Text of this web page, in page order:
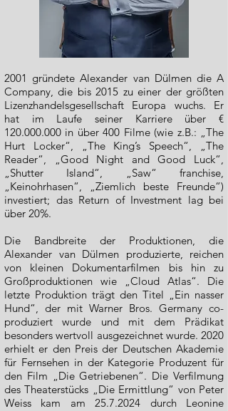
2001 gründete Alexander van Dülmen die A
Company, die bis 2015 zu einer der größten
Lizenzhandelsgesellschaft Europa wuchs. Er
hat im Laufe seiner Karriere über €
120.000.000 in über 400 Filme (wie z.B.: „The
Hurt Locker“, „The King’s Speech“, „The
Reader“, „Good Night and Good Luck“,
„Shutter Island“, „Saw“ franchise,
„Keinohrhasen“, „Ziemlich beste Freunde“)
investiert; das Return of Investment lag bei
über 20%.
Die Bandbreite der Produktionen, die
Alexander van Dülmen produzierte, reichen
von kleinen Dokumentarfilmen bis hin zu
Großproduktionen wie „Cloud Atlas“. Die
letzte Produktion trägt den Titel „Ein nasser
Hund“, der mit Warner Bros. Germany co-
produziert wurde und mit dem Prädikat
besonders wertvoll ausgezeichnet wurde. 2020
erhielt er den Preis der Deutschen Akademie
für Fernsehen in der Kategorie Produzent für
den Film „Die Getriebenen“. Die Verfilmung
des Theaterstücks „Die Ermittlung“ von Peter
Weiss kam am25.7.2024 durch Leonine